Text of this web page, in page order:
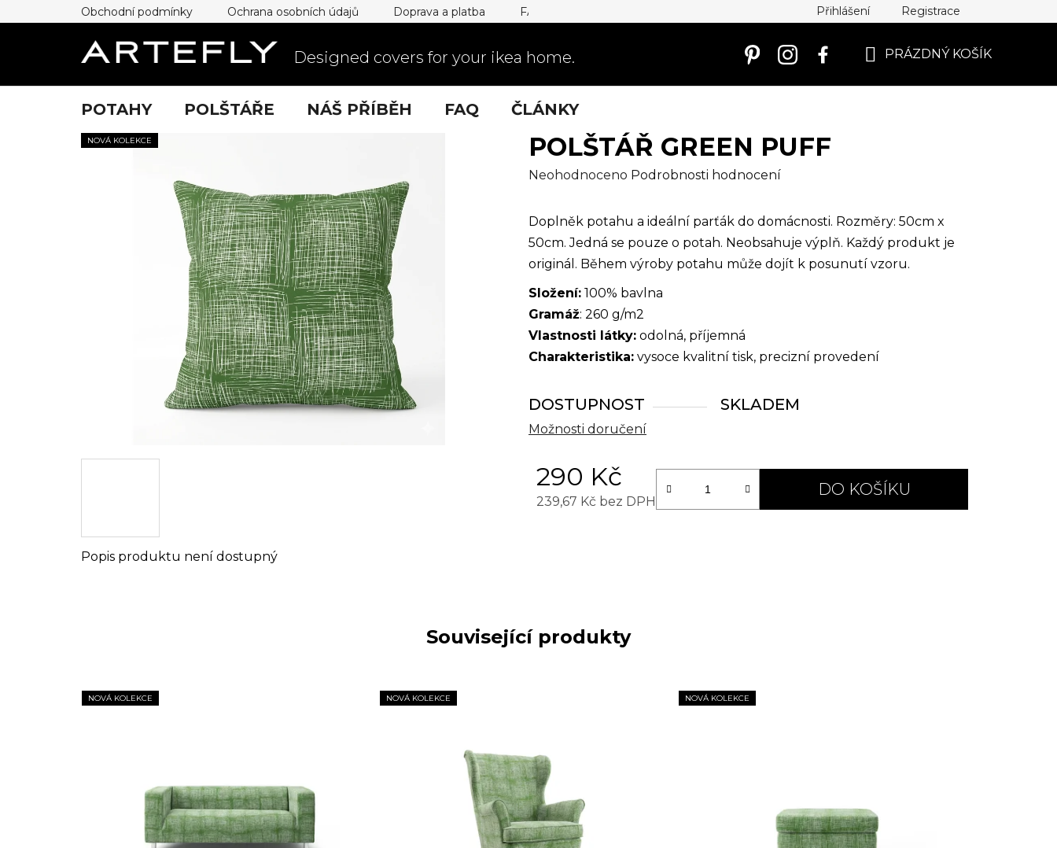
na
Obchodní podmínky Ochrana osobních údajů Doprava a platba FAQ Přihlášení Registrace
Designed covers for your ikea home. PRÁZDNÝ KOŠÍK
POTAHY POLŠTÁŘE NÁŠ PŘÍBĚH FAQ ČLÁNKY
POLŠTÁŘ GREEN PUFF
Průměrné
produktu
je
0,0
5
hvězdiček.
Neohodnoceno Podrobnosti hodnocení
Doplněk potahu a ideální parťák do domácnosti. Rozměry: 50cm x
50cm. Jedná se pouze o potah. Neobsahuje výplň. Každý produkt je
originál. Během výroby potahu může dojít k posunutí vzoru.
Složení: 100% bavlna
Gramáž: 260 g/m2
Vlastnosti látky: odolná, příjemná
Charakteristika: vysoce kvalitní tisk, precizní provedení
DOSTUPNOST SKLADEM
Možnosti doručení
290 Kč
239,67 Kč bez DPH
DO KOŠÍKU
NOVÁ KOLEKCE
Popis produktu není dostupný
Související produkty
NOVÁ KOLEKCE NOVÁ KOLEKCE NOVÁ KOLEKCE